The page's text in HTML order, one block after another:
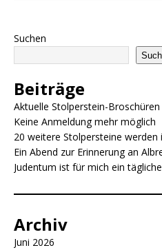
Suchen
Beiträge
Aktuelle Stolperstein-Broschüren
Keine Anmeldung mehr möglich
20 weitere Stolpersteine werden
Ein Abend zur Erinnerung an
Judentum ist für mich ein
Archiv
Juni 2026